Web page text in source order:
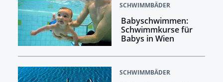
SCHWIMMBÄDER
Babyschwimmen:
Schwimmkurse für
Babys in Wien
SCHWIMMBÄDER